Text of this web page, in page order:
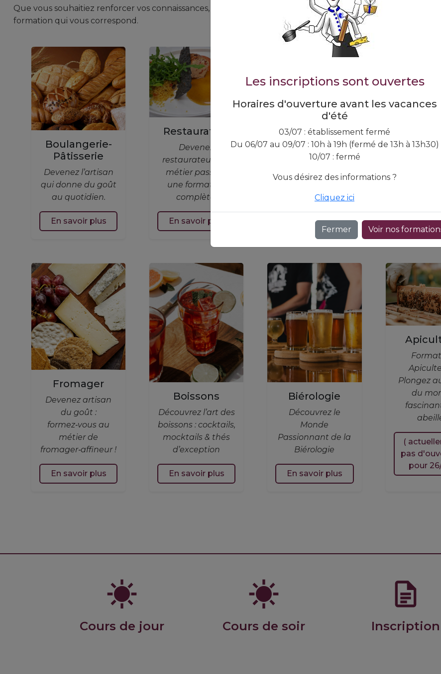
Que vous souhaitiez renforcer vos connaissances, vous spécialiser ou vous réorienter, vous trouverez
formation qui vous correspond.
Boulangerie-
Pâtisserie
Devenez l’artisan
qui donne du goût
au quotidien.
En savoir plus
Restauration
Devenez
restaurateur : un
métier passion,
une formation
complète.
En savoir plus
Chocolaterie-
changer votre vie.
En savoir plus
vin au
En
Fromager
Devenez artisan
du goût :
formez‑vous au
métier de
fromager‑affineur !
En savoir plus
Boissons
Découvrez l’art des
boissons : cocktails,
mocktails & thés
d’exception
En savoir plus
Biérologie
Découvrez le
Monde
Passionnant de la
Biérologie
En savoir plus
Plongez
du
(
pas
pour
Les inscriptions sont ouvertes
Horaires d'ouverture avant les vacances
d'été
03/07 : établissement fermé
Du 06/07 au 09/07 : 10h à 19h (fermé de 13h à 13h30)
10/07 : fermé
Vous désirez des informations ?
Cliquez ici
Fermer Voir nos
Cours de jour Cours de soir Inscription